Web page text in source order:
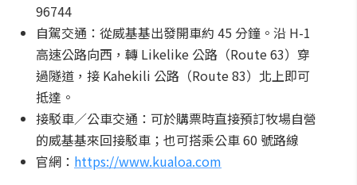
96744
自駕交通：從威基基出發開車約 45 分鐘。沿 H-1
高速公路向西，轉 Likelike 公路（Route 63）穿
過隧道，接 Kahekili 公路（Route 83）北上即可
抵達。
接駁車／公車交通：可於購票時直接預訂牧場自營
的威基基來回接駁車；也可搭乘公車 60 號路線
官網： https://www.kualoa.com